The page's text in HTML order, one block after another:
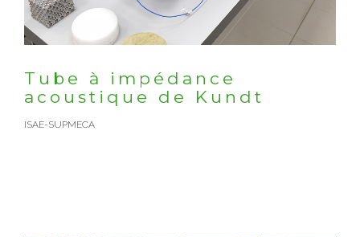
Tube à impédance
acoustique de Kundt
ISAE-SUPMECA